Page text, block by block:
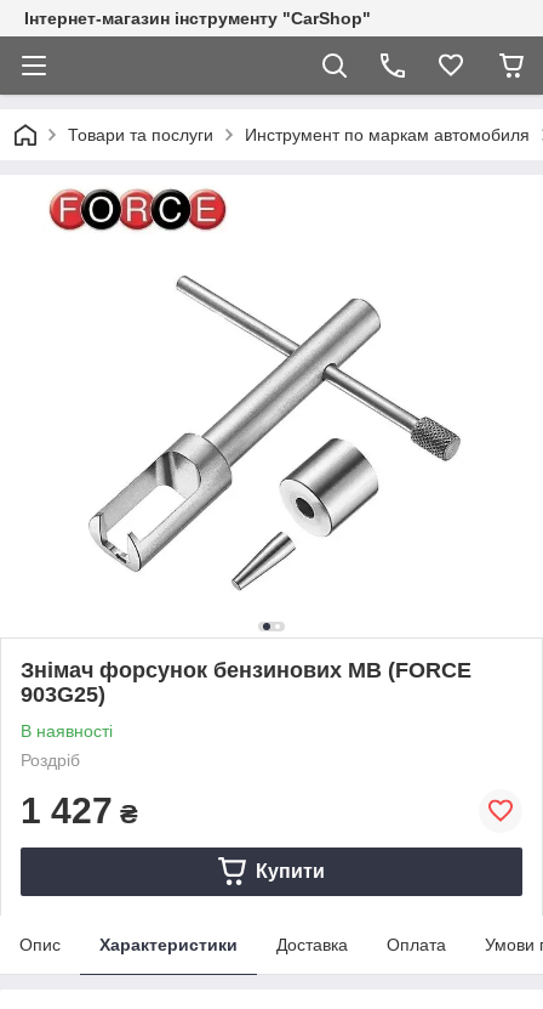
Інтернет-магазин інструменту "CarShop"
Товари та послуги Инструмент по маркам автомобиля
Знімач форсунок бензинових MB (FORCE
903G25)
В наявності
Роздріб
1 427 ₴
Купити
Опис Характеристики Доставка Оплата Умови